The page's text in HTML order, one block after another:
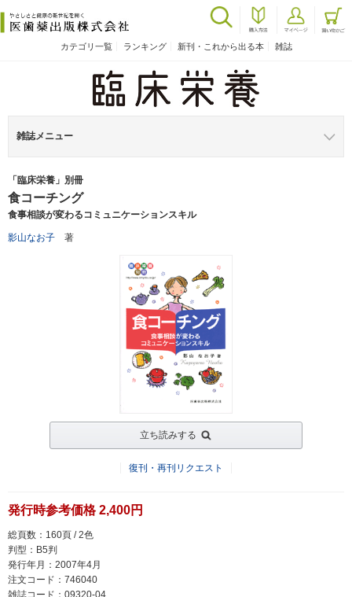
カテゴリ一覧 ランキング 新刊・これから出る本 雑誌
雑誌メニュー
「臨床栄養」別冊
食コーチング
食事相談が変わるコミュニケーションスキル
影山なお子 著
立ち読みする
復刊・再刊リクエスト
発行時参考価格 2,400円
総頁数：160頁 / 2色
判型：B5判
発行年月：2007年4月
注文コード：746040
雑誌コード：09320-04